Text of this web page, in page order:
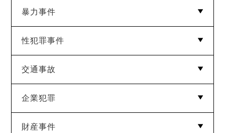
暴力事件
傷害罪
暴行罪
脅迫・恐喝・強要罪
性犯罪事件
強制わいせつ
迷惑防止条例違反
公然わいせつ
痴漢
盗撮
児童ポルノ
逮捕監禁罪
不同意性交等罪
交通事故
道路交通法違反
企業犯罪
横領
業務上横領
背任
信用毀損罪
業務妨害罪
財産事件